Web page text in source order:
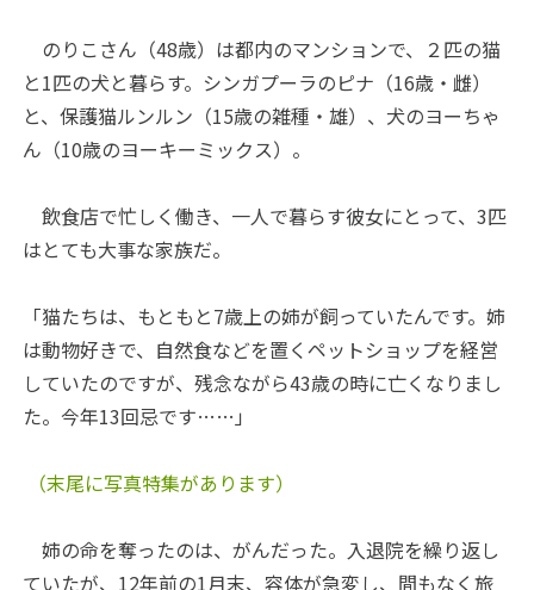
のりこさん（48歳）は都内のマンションで、２匹の猫
と1匹の犬と暮らす。シンガプーラのピナ（16歳・雌）
と、保護猫ルンルン（15歳の雑種・雄）、犬のヨーちゃ
ん（10歳のヨーキーミックス）。
飲食店で忙しく働き、一人で暮らす彼女にとって、3匹
はとても大事な家族だ。
「猫たちは、もともと7歳上の姉が飼っていたんです。姉
は動物好きで、自然食などを置くペットショップを経営
していたのですが、残念ながら43歳の時に亡くなりまし
た。今年13回忌です……」
（末尾に写真特集があります）
姉の命を奪ったのは、がんだった。入退院を繰り返し
ていたが、12年前の1月末、容体が急変し、間もなく旅